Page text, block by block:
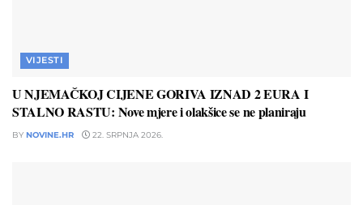
VIJESTI
U NJEMAČKOJ CIJENE GORIVA IZNAD 2 EURA I
STALNO RASTU: Nove mjere i olakšice se ne planiraju
BY NOVINE.HR 22. SRPNJA 2026.